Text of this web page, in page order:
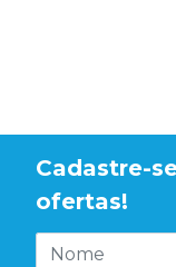
Cadastre-
ofertas!